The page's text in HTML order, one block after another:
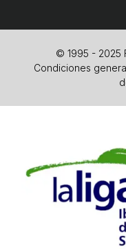
© 1995 - 2025
Condiciones